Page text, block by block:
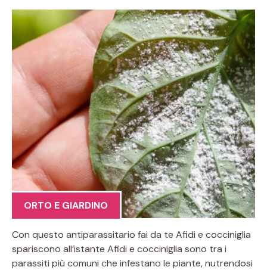
ORTO E GIARDINO
Con questo antiparassitario fai da te Afidi e cocciniglia
spariscono all’istante Afidi e cocciniglia sono tra i
parassiti più comuni che infestano le piante, nutrendosi